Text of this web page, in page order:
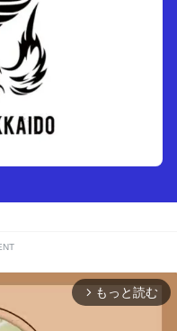
arrow_forward_ios もっと読む